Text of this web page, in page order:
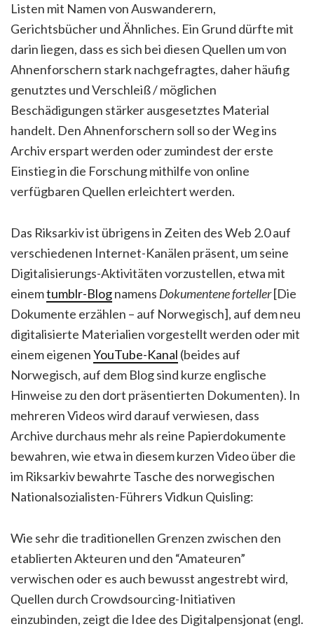
Listen mit Namen von Auswanderern,
Gerichtsbücher und Ähnliches. Ein Grund dürfte mit
darin liegen, dass es sich bei diesen Quellen um von
Ahnenforschern stark nachgefragtes, daher häufig
genutztes und Verschleiß / möglichen
Beschädigungen stärker ausgesetztes Material
handelt. Den Ahnenforschern soll so der Weg ins
Archiv erspart werden oder zumindest der erste
Einstieg in die Forschung mithilfe von online
verfügbaren Quellen erleichtert werden.
Das Riksarkiv ist übrigens in Zeiten des Web 2.0 auf
verschiedenen Internet-Kanälen präsent, um seine
Digitalisierungs-Aktivitäten vorzustellen, etwa mit
einemtumblr-Blognamens Dokumentene forteller[Die
Dokumente erzählen – auf Norwegisch], auf dem neu
digitalisierte Materialien vorgestellt werden oder mit
einem eigenenYouTube-Kanal (beides auf
Norwegisch, auf dem Blog sind kurze englische
Hinweise zu den dort präsentierten Dokumenten). In
mehreren Videos wird darauf verwiesen, dass
Archive durchaus mehr als reine Papierdokumente
bewahren, wie etwa in diesem kurzen Video über die
im Riksarkiv bewahrte Tasche des norwegischen
Nationalsozialisten-Führers Vidkun Quisling:
Wie sehr die traditionellen Grenzen zwischen den
etablierten Akteuren und den “Amateuren”
verwischen oder es auch bewusst angestrebt wird,
Quellen durch Crowdsourcing-Initiativen
einzubinden, zeigt die Idee des Digitalpensjonat (engl.